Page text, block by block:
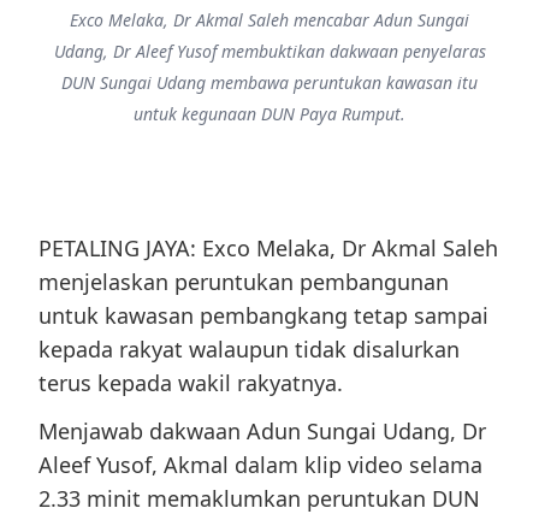
Exco Melaka, Dr Akmal Saleh mencabar Adun Sungai
Udang, Dr Aleef Yusof membuktikan dakwaan penyelaras
DUN Sungai Udang membawa peruntukan kawasan itu
untuk kegunaan DUN Paya Rumput.
PETALING JAYA: Exco Melaka, Dr Akmal Saleh
menjelaskan peruntukan pembangunan
untuk kawasan pembangkang tetap sampai
kepada rakyat walaupun tidak disalurkan
terus kepada wakil rakyatnya.
Menjawab dakwaan Adun Sungai Udang, Dr
Aleef Yusof, Akmal dalam klip video selama
2.33 minit memaklumkan peruntukan DUN